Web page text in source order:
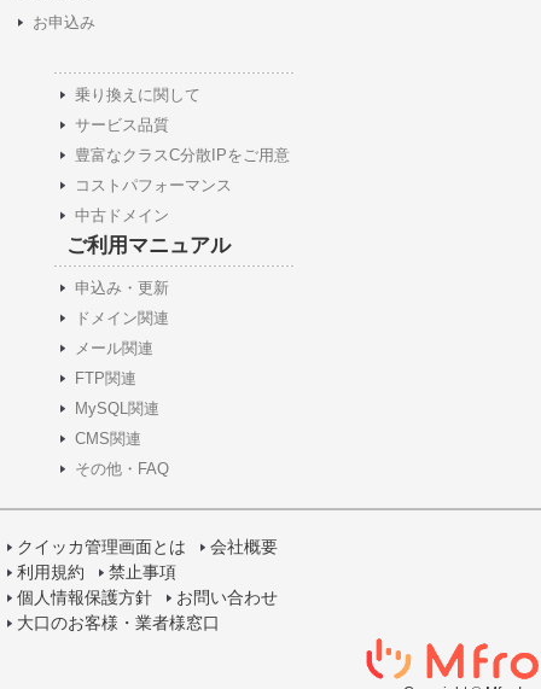
お申込み
乗り換えに関して
サービス品質
豊富なクラスC分散IPをご用意
コストパフォーマンス
中古ドメイン
ご利用マニュアル
申込み・更新
ドメイン関連
メール関連
FTP関連
MySQL関連
CMS関連
その他・FAQ
クイッカ管理画面とは
会社概要
利用規約
禁止事項
個人情報保護方針
お問い合わせ
大口のお客様・業者様窓口